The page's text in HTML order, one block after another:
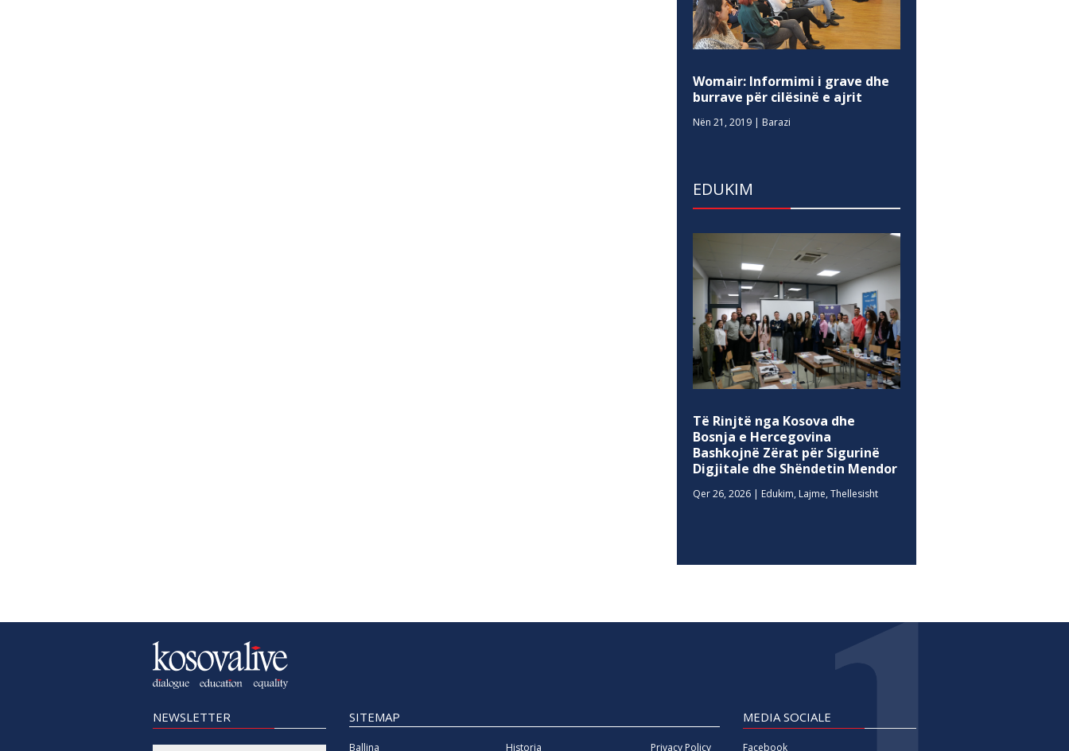
Womair: Informimi i grave dhe
burrave për cilësinë e ajrit
Nën 21, 2019 | Barazi
EDUKIM
Të Rinjtë nga Kosova dhe
Bosnja e Hercegovina
Bashkojnë Zërat për Sigurinë
Digjitale dhe Shëndetin Mendor
Qer 26, 2026 | Edukim, Lajme,Thellesisht
NEWSLETTER SITEMAP
Ballina Historia Privacy Policy
MEDIA SOCIALE
Facebook